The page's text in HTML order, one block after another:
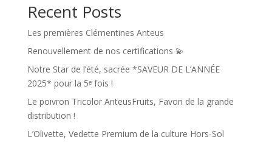
Recent Posts
Les premières Clémentines Anteus
Renouvellement de nos certifications 💫
Notre Star de l’été, sacrée *SAVEUR DE L’ANNÉE
2025* pour la 5ᵉ fois !
Le poivron Tricolor AnteusFruits, Favori de la grande
distribution !
L’Olivette, Vedette Premium de la culture Hors-Sol